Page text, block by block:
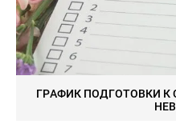
ГРАФИК ПОДГОТОВКИ К